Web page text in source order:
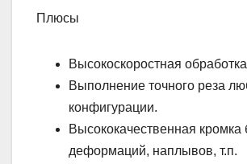
Плюсы
Высокоскоростная
Выполнение точного реза
конфигурации.
Высококачественная кромка
деформаций, наплывов, т.п.